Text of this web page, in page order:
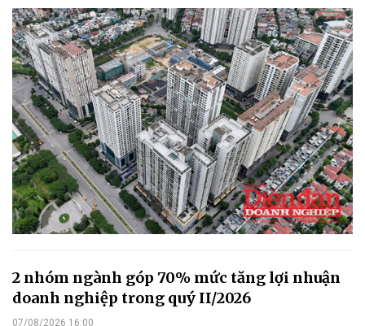
2 nhóm ngành góp 70% mức tăng lợi nhuận
doanh nghiệp trong quý II/2026
07/08/2026 16:00